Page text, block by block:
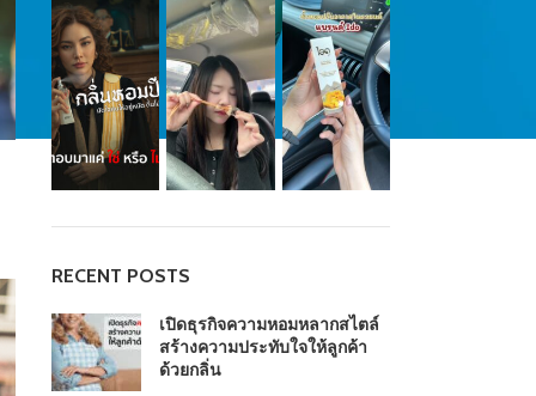
RECENT POSTS
เปิดธุรกิจความหอมหลากสไตล์
สร้างความประทับใจให้ลูกค้า
ด้วยกลิ่น